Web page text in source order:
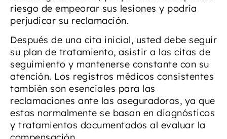
riesgo de empeorar sus lesiones y podría
perjudicar su reclamación.
Después de una cita inicial, usted debe seguir
su plan de tratamiento, asistir a las citas de
seguimiento y mantenerse constante con su
atención. Los registros médicos consistentes
también son esenciales para las
reclamaciones ante las aseguradoras, ya que
estas normalmente se basan en diagnósticos
y tratamientos documentados al evaluar la